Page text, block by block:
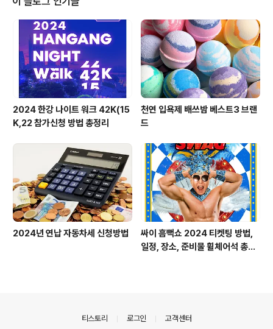
2024 한강 나이트 워크 42K(15
K,22 참가신청 방법 총정리
천연 입욕제 배쓰밤 베스트3 브랜
드
2024년 연납 자동차세 신청방법
싸이 흠뻑쇼 2024 티켓팅 방법,
일정, 장소, 준비물 휠체어석 총정
티스토리 로그인 고객센터